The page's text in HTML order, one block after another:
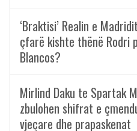
‘Braktisi’ Realin e
çfarë kishte thënë Rodri
Blancos?
Mirlind Daku te Spartak
zbulohen shifrat e
vjeçare dhe prapaskenat